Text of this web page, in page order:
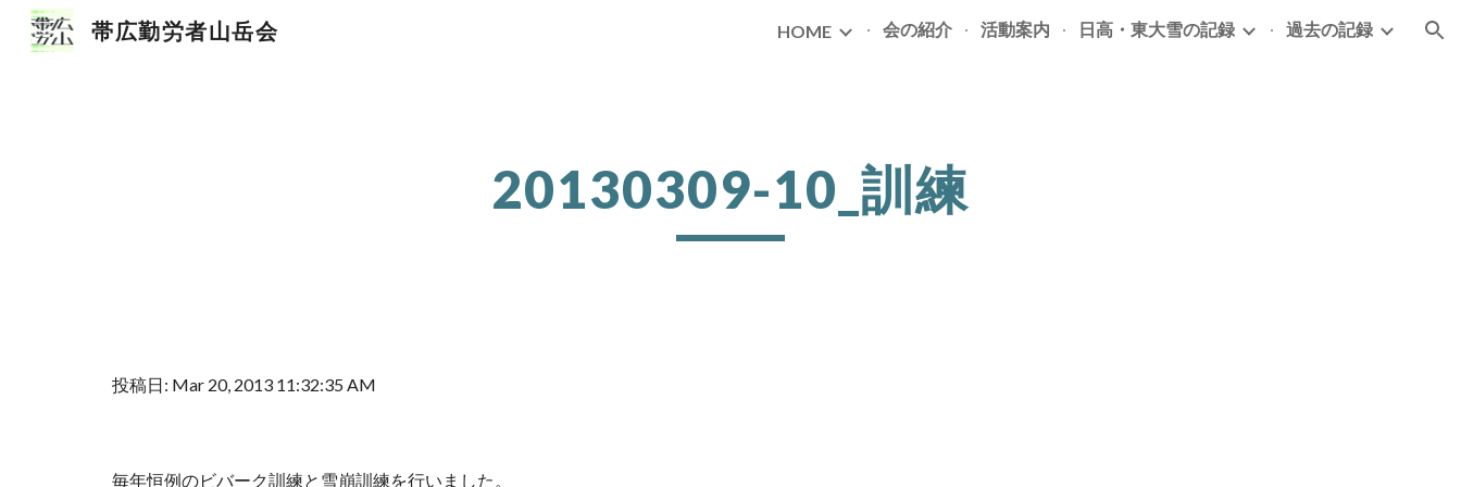
Skip to navigation
帯広勤労者山岳会 HOME 会の紹介 活動案内 日高・東大雪の記録 過去の記録
20130309-10_訓練
投稿日: Mar 20, 2013 11:32:35 AM
毎年恒例のビバーク訓練と雪崩訓練を行いました。